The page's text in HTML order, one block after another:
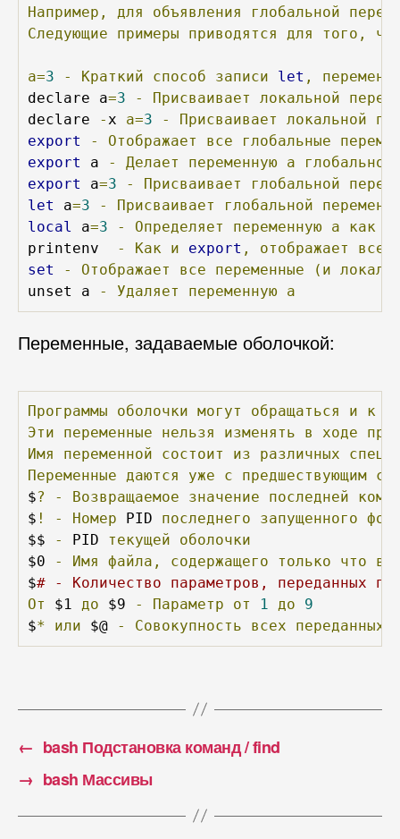
Например,
для объявления глобальной
Следующие
примеры приводятся для того,
а=3 - Краткий способ записи let ,
declare a=3 - Присваивает локальной
declare
- x а=3 - Присваивает локальной
export
- Отображает все глобальные
export
a - Делает переменную а
глобальной
export
a=3 - Присваивает глобальной
let
a=3 - Присваивает глобальной
local
a=3 - Определяет переменную а как
printenv
- Как и export , отображает все
set
- Отображает все переменные (и
unset a
- Удаляет переменную а
Переменные, задаваемые оболочкой:
Программы оболочки могут обращаться и к
Эти
переменные нельзя изменять в ходе
Имя
переменной состоит из различных
Переменные
даются уже с предшествующим
$? - Возвращаемое значение последней
$ ! - Номер PID последнего запущенного
$$
- PID текущей
оболочки
$0
- Имя файла, содержащего только что
$# - Количество параметров, переданных
От
$1 до $9 - Параметр от 1 до
9
$* или $@ - Совокупность всех переданных
← bash Подстановка команд / find
→ bash Массивы